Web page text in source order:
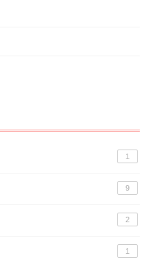
1
9
2
1